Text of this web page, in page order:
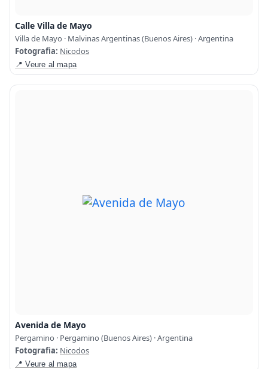
Calle Villa de Mayo
Villa de Mayo · Malvinas Argentinas (Buenos Aires) · Argentina
Fotografia: Nicodos
📍 Veure al mapa
Avenida de Mayo
Pergamino · Pergamino (Buenos Aires) · Argentina
Fotografia: Nicodos
📍 Veure al mapa